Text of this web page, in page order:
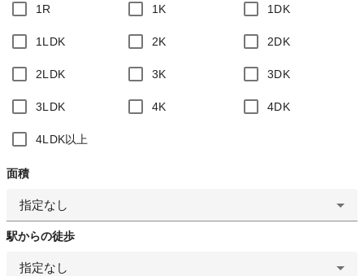
1R 1K 1DK
1LDK 2K 2DK
2LDK 3K 3DK
3LDK 4K 4DK
4LDK以上
面積
指定なし
駅からの徒歩
指定なし